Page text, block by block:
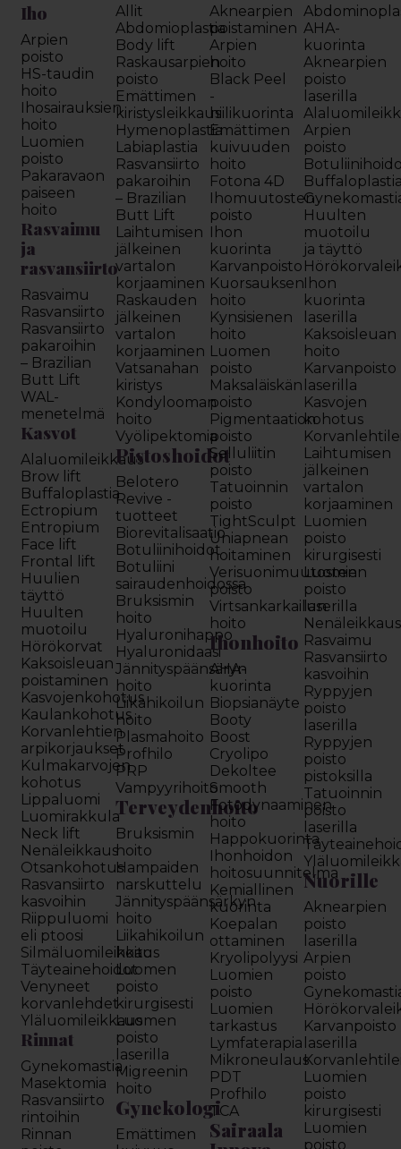
Iho
Arpien
poisto
HS-taudin
hoito
Ihosairauksien
hoito
Luomien
poisto
Pakaravaon
paiseen
hoito
Rasvaimu
ja
rasvansiirto
Rasvaimu
Rasvansiirto
Rasvansiirto
pakaroihin
– Brazilian
Butt Lift
WAL-
menetelmä
Kasvot
Alaluomileikkaus
Brow lift
Buffaloplastia
Ectropium
Entropium
Face lift
Frontal lift
Huulien
täyttö
Huulten
muotoilu
Hörökorvat
Kaksoisleuan
poistaminen
Kasvojenkohotus
Kaulankohotus
Korvanlehtien
arpikorjaukset
Kulmakarvojen
kohotus
Lippaluomi
Luomirakkula
Neck lift
Nenäleikkaus
Otsankohotus
Rasvansiirto
kasvoihin
Riippuluomi
eli ptoosi
Silmäluomileikkaus
Täyteainehoidot
Venyneet
korvanlehdet
Yläluomileikkaus
Rinnat
Gynekomastia
Masektomia
Rasvansiirto
rintoihin
Rinnan
Allit
Abdomioplastia
Body lift
Raskausarpien
poisto
Emättimen
kiristysleikkaus
Hymenoplastia
Labiaplastia
Rasvansiirto
pakaroihin
– Brazilian
Butt Lift
Laihtumisen
jälkeinen
vartalon
korjaaminen
Raskauden
jälkeinen
vartalon
korjaaminen
Vatsanahan
kiristys
Kondylooman
hoito
Vyölipektomia
Pistoshoidot
Belotero
Revive -
tuotteet
Biorevitalisaatio
Botuliinihoidot
Botuliini
sairaudenhoidossa
Bruksismin
hoito
Hyaluronihappo
Hyaluronidaasi
Jännityspäänsäryn
hoito
Liikahikoilun
hoito
Plasmahoito
Profhilo
PRP
Vampyyrihoito
Terveydenhoito
Bruksismin
hoito
Hampaiden
narskuttelu
Jännityspäänsärkyn
hoito
Liikahikoilun
hoito
Luomen
poisto
kirurgisesti
Luomen
poisto
laserilla
Migreenin
hoito
Gynekologi
Emättimen
Aknearpien
poistaminen
Arpien
hoito
Black Peel
-
hiilikuorinta
Emättimen
kuivuuden
hoito
Fotona 4D
Ihomuutosten
poisto
Ihon
kuorinta
Karvanpoisto
Kuorsauksen
hoito
Kynsisienen
hoito
Luomen
poisto
Maksaläiskän
poisto
Pigmentaation
poisto
Selluliitin
poisto
Tatuoinnin
poisto
TightSculpt
Uniapnean
hoitaminen
Verisuonimuutosten
poisto
Virtsankarkailun
hoito
Ihonhoito
AHA-
kuorinta
Biopsianäyte
Booty
Boost
Cryolipo
Dekoltee
Smooth
Fotodynaaminen
hoito
Happokuorinta
Ihonhoidon
hoitosuunnitelma
Kemiallinen
kuorinta
Koepalan
ottaminen
Kryolipolyysi
Luomien
poisto
Luomien
tarkastus
Lymfaterapia
Mikroneulaus
PDT
Profhilo
TCA
Sairaala
AHA-
kuorinta
Aknearpien
poisto
laserilla
Arpien
poisto
Huulten
muotoilu
ja täyttö
Ihon
kuorinta
laserilla
Kaksoisleuan
hoito
Karvanpoisto
laserilla
Kasvojen
kohotus
Laihtumisen
jälkeinen
vartalon
korjaaminen
Luomien
poisto
kirurgisesti
Luomien
poisto
laserilla
Nenäleikkaus
Rasvaimu
Rasvansiirto
kasvoihin
Ryppyjen
poisto
laserilla
Ryppyjen
poisto
pistoksilla
Tatuoinnin
poisto
laserilla
Nuorille
Aknearpien
poisto
laserilla
Arpien
poisto
Karvanpoisto
laserilla
Luomien
poisto
kirurgisesti
Luomien
poisto